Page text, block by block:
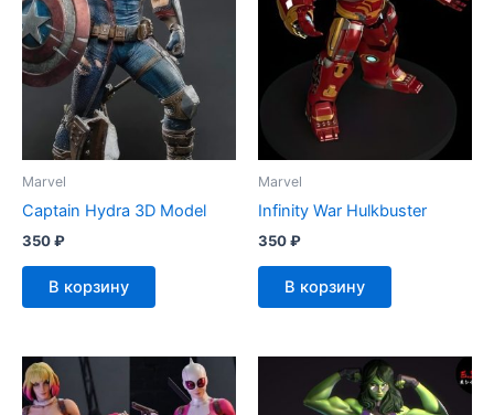
Marvel
Captain Hydra 3D Model
350₽
В корзину
Marvel
Infinity War Hulkbuster
350₽
В корзину